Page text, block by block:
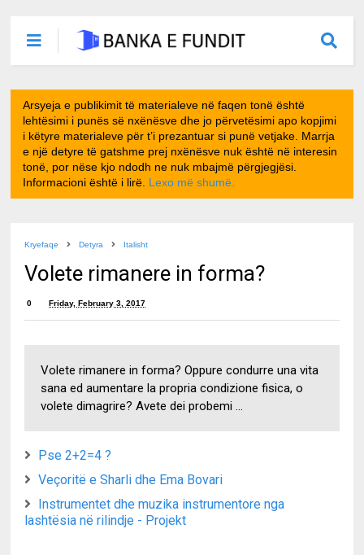
Arsyeja e publikimit të materialeve në faqen tonë është
lehtësimi i punës së nxënësve dhe jo përvetësimi apo kopjimi
i këtyre materialeve për t’i prezantuar si punë vetjake. Marrja
e një detyre të gatshme prej nxënësve nuk është në interesin
tonë, por nëse kjo ndodh ne nuk mbajmë përgjegjësi.
Informacioni është i lirë. Lexo më shumë.
Kryefaqe Detyra Italisht
Volete rimanere in forma?
0 Friday, February 3, 2017
Volete rimanere in forma? Oppure condurre una vita
sana ed aumentare la propria condizione fisica, o
volete dimagrire? Avete dei probemi ...
Pse 2+2=4 ?
Veçoritë e Sharli dhe Ema Bovari
Instrumentet dhe muzika instrumentore nga
lashtësia në rilindje - Projekt